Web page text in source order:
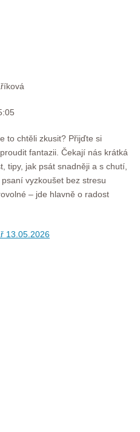
to chtěli zkusit? Přijďte si
fantazii. Čekají nás krátká
tipy, jak psát snadněji a s chutí,
vyzkoušet bez stresu
– jde hlavně o radost
13.05.2026